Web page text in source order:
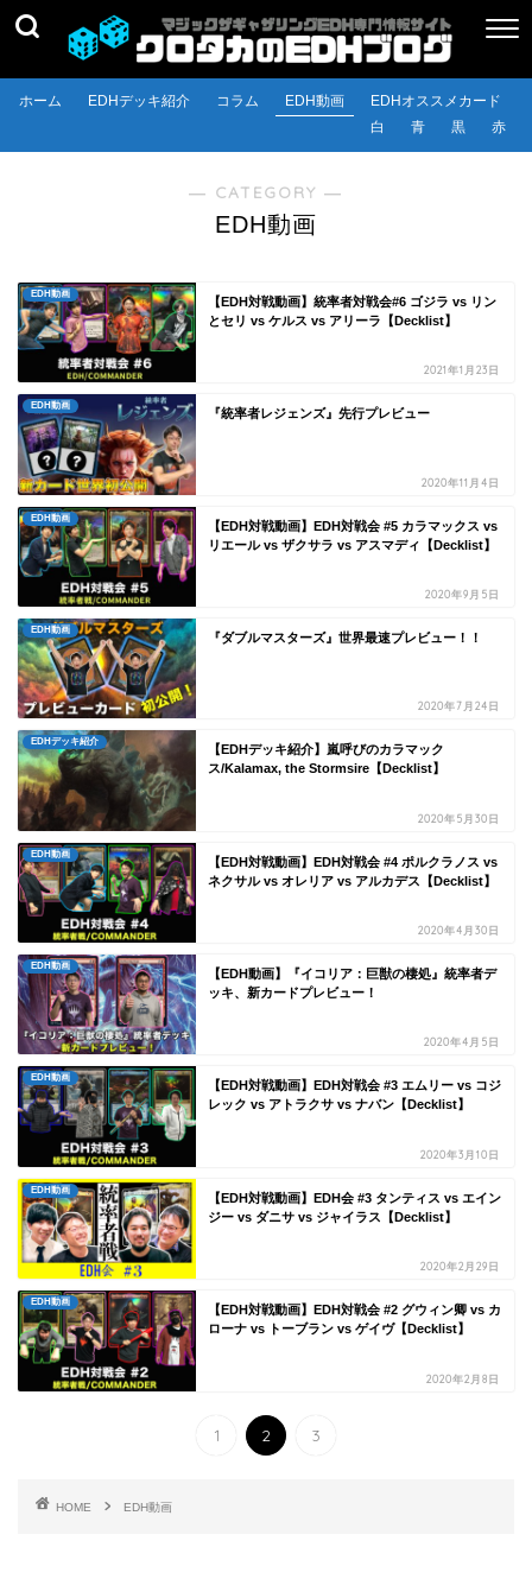
ホーム EDHデッキ紹介 コラム EDH動画
EDHオススメカード
白
青 黒 赤
― CATEGORY ―
EDH動画
EDH動画
【EDH対戦動画】統率者対戦会#6 ゴジラ vs リン
とセリ vs ケルス vs アリーラ【Decklist】
2021年1月23日
EDH動画
『統率者レジェンズ』先行プレビュー
2020年11月4日
EDH動画
【EDH対戦動画】EDH対戦会 #5 カラマックス vs
リエール vs ザクサラ vs アスマディ【Decklist】
2020年9月5日
EDH動画
『ダブルマスターズ』世界最速プレビュー！！
2020年7月24日
EDHデッキ紹介
【EDHデッキ紹介】嵐呼びのカラマック
ス/Kalamax, the Stormsire【Decklist】
2020年5月30日
EDH動画
【EDH対戦動画】EDH対戦会 #4 ポルクラノス vs
ネクサル vs オレリア vs アルカデス【Decklist】
2020年4月30日
EDH動画
【EDH動画】『イコリア：巨獣の棲処』統率者デ
ッキ、新カードプレビュー！
2020年4月5日
EDH動画
【EDH対戦動画】EDH対戦会 #3 エムリー vs コジ
レック vs アトラクサ vs ナバン【Decklist】
2020年3月10日
EDH動画
【EDH対戦動画】EDH会 #3 タンティス vs エイン
ジー vs ダニサ vs ジャイラス【Decklist】
2020年2月29日
EDH動画
【EDH対戦動画】EDH対戦会 #2 グウィン卿 vs カ
ローナ vs トーブラン vs ゲイヴ【Decklist】
2020年2月8日
1 2 3
HOME EDH動画